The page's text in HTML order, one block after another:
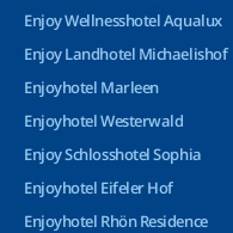
Enjoy Wellnesshotel Aqualux
Enjoy Landhotel Michaelishof
Enjoyhotel Marleen
Enjoyhotel Westerwald
Enjoy Schlosshotel Sophia
Enjoyhotel Eifeler Hof
Enjoyhotel Rhön Residence